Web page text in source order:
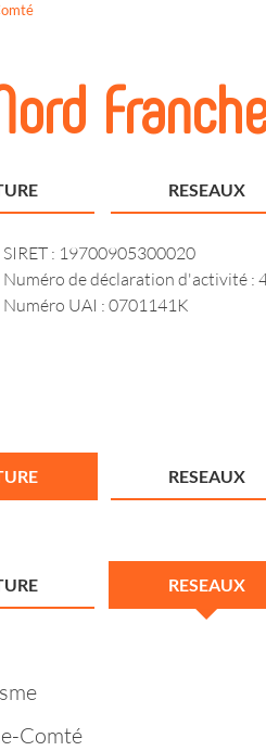
RESEAUX
SIRET : 19700905300020
Numéro de déclaration d'activité :
Numéro UAI : 0701141K
RESEAUX
RESEAUX
Comté